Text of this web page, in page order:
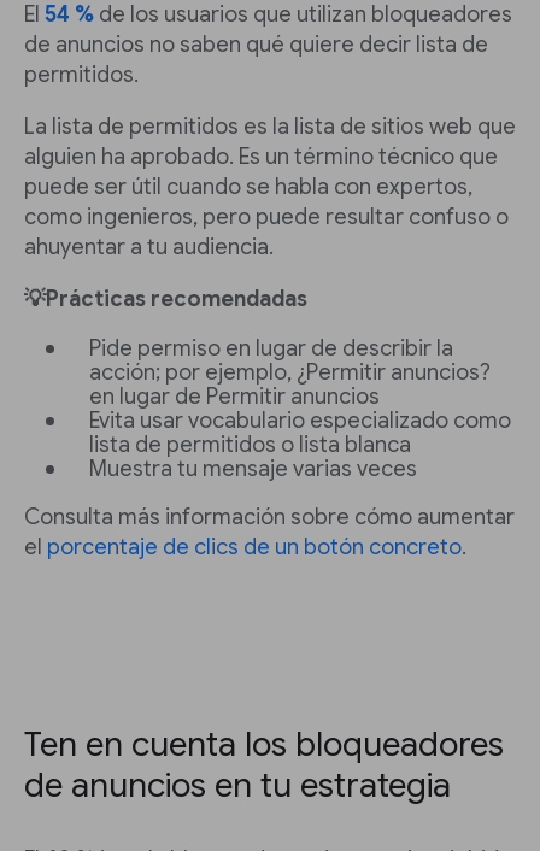
El 54 % de los usuarios que utilizan bloqueadores
de anuncios no saben qué quiere decir lista de
permitidos.
La lista de permitidos es la lista de sitios web que
alguien ha aprobado. Es un término técnico que
puede ser útil cuando se habla con expertos,
como ingenieros, pero puede resultar confuso o
ahuyentar a tu audiencia.
💡Prácticas recomendadas
Pide permiso en lugar de describir la
acción; por ejemplo, ¿Permitir anuncios?
en lugar de Permitir anuncios
Evita usar vocabulario especializado como
lista de permitidos o lista blanca
Muestra tu mensaje varias veces
Consulta más información sobre cómo aumentar
el porcentaje de clics de un botón concreto.
Ten en cuenta los bloqueadores
de anuncios en tu estrategia